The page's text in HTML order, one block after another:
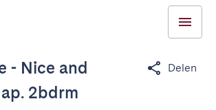
- Nice and
2bdrm
Delen